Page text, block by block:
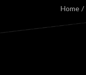
Home /